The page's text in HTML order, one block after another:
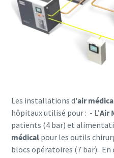
Les installations d'air
hôpitaux utilisé pour : - L’Air
patients (4 bar) et
médicalpour les outils
blocs opératoires (7 bar). En